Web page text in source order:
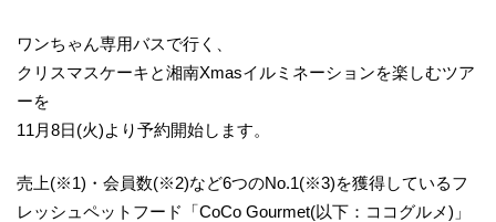
ワンちゃん専用バスで行く、
クリスマスケーキと湘南Xmasイルミネーションを楽しむツア
ーを
11月8日(火)より予約開始します。
売上(※1)・会員数(※2)など6つのNo.1(※3)を獲得しているフ
レッシュペットフード「CoCo Gourmet(以下：ココグルメ)」